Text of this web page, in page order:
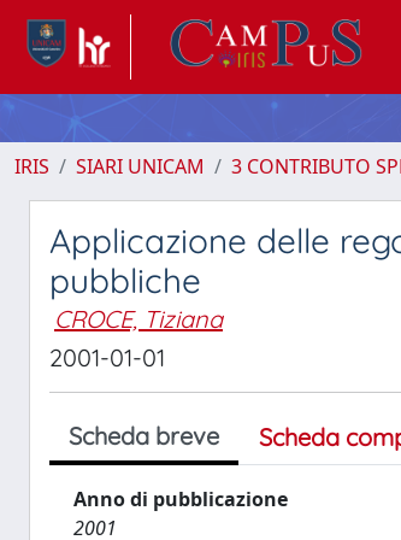
IRIS SIARI UNICAM 3 CONTRIBUTO
Applicazione delle
pubbliche
CROCE, Tiziana
2001-01-01
Scheda breve Scheda
Anno di pubblicazione
2001